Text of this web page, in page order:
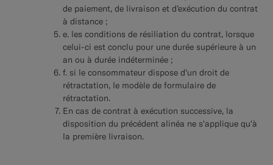
de paiement, de livraison et d’exécution du contrat
à distance ;
e. les conditions de résiliation du contrat, lorsque
celui-ci est conclu pour une durée supérieure à un
an ou à durée indéterminée ;
f. si le consommateur dispose d'un droit de
rétractation, le modèle de formulaire de
rétractation.
En cas de contrat à exécution successive, la
disposition du précédent alinéa ne s'applique qu'à
la première livraison.